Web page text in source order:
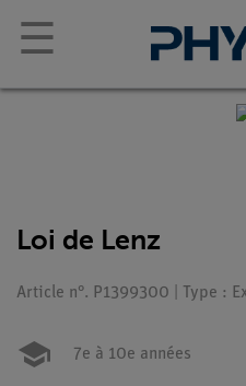
☰
Loi de Lenz
Article n°. P1399300 | Type :
7e à 10e années